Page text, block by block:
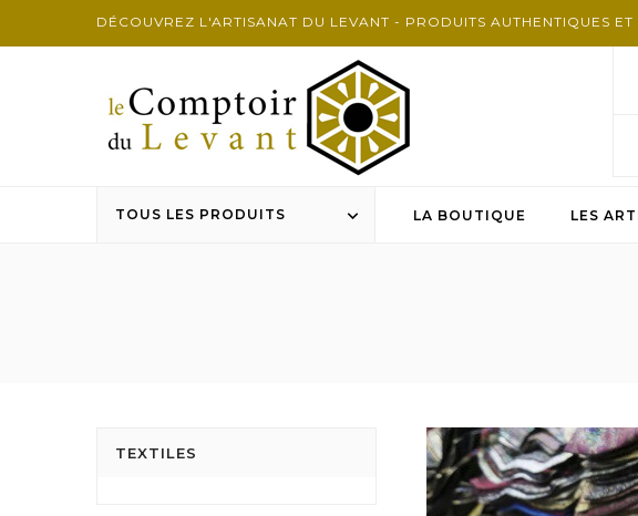
DÉCOUVREZ L'ARTISANAT DU LEVANT - PRODUITS AUTHENTIQUES ET

TOUS LES PRODUITS LA BOUTIQUE LES
TEXTILES